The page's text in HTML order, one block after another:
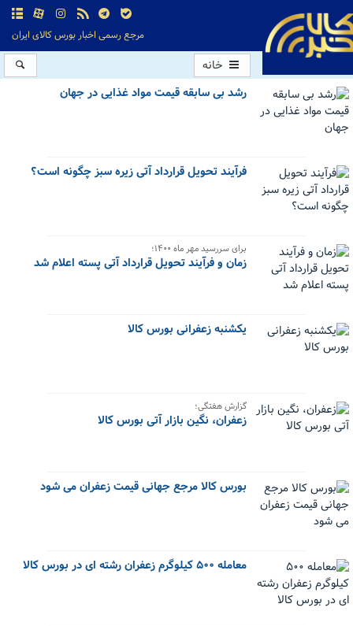
مرجع رسمی اخبار بورس کالای ایران
خانه
رشد بی سابقه قیمت مواد غذایی در جهان
فرآیند تحویل قرارداد آتی زیره سبز چگونه است؟
برای سررسید مهر ماه ۱۴۰۰؛
زمان و فرآیند تحویل قرارداد آتی پسته اعلام شد
یکشنبه زعفرانی بورس کالا
گزارش هفتگی؛
زعفران، نگین بازار آتی بورس کالا
بورس کالا مرجع جهانی قیمت زعفران می شود
معامله ۵۰۰ کیلوگرم زعفران رشته ای در بورس کالا